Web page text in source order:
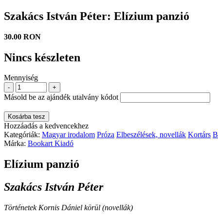
Szakács István Péter: Elízium panzió
30.00 RON
Nincs készleten
Mennyiség
- +
Másold be az ajándék utalvány kódot
Kosárba tesz
Hozzáadás a kedvencekhez
Kategóriák: Magyar irodalom Próza Elbeszélések, novellák Kortárs
Márka: Bookart Kiadó
Elízium panzió
Szakács István Péter
Történetek Kornis Dániel körül (novellák)